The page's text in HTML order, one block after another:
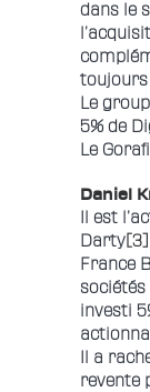
dans le
toujours
Le
5% de
Le
Daniel
Il est
Darty[3]
France
investi
Il a
revente